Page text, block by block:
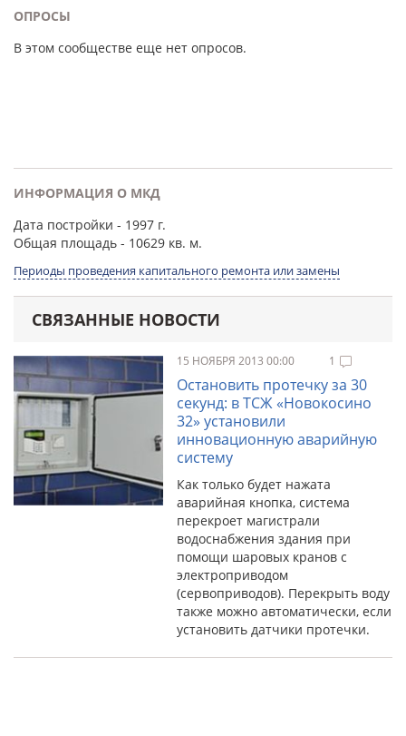
ОПРОСЫ
В этом сообществе еще нет опросов.
ИНФОРМАЦИЯ О МКД
Дата постройки - 1997 г.
Общая площадь - 10629 кв. м.
Периоды проведения капитального ремонта или замены
СВЯЗАННЫЕ НОВОСТИ
15 НОЯБРЯ 2013 00:00 1
Остановить протечку за 30
секунд: в ТСЖ «Новокосино
32» установили
инновационную аварийную
систему
Как только будет нажата
аварийная кнопка, система
перекроет магистрали
водоснабжения здания при
помощи шаровых кранов с
электроприводом
(сервоприводов). Перекрыть воду
также можно автоматически, если
установить датчики протечки.